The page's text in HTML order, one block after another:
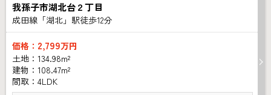
我孫子市湖北台２丁目
成田線「湖北」駅徒歩12分
価格： 2,799万円
土地：134.98m²
建物：108.47m²
間取：4LDK